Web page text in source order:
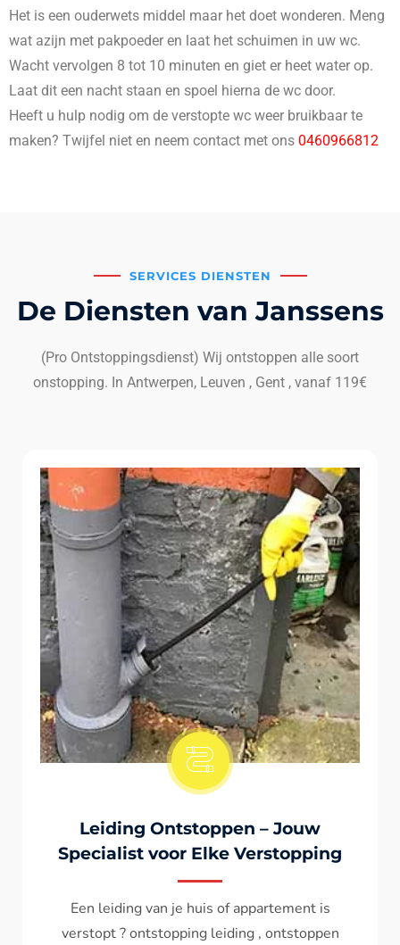
Het is een ouderwets middel maar het doet wonderen. Meng
wat azijn met pakpoeder en laat het schuimen in uw wc.
Wacht vervolgen 8 tot 10 minuten en giet er heet water op.
Laat dit een nacht staan en spoel hierna de wc door.
Heeft u hulp nodig om de verstopte wc weer bruikbaar te
maken? Twijfel niet en neem contact met ons 0460966812
SERVICES DIENSTEN
De Diensten van Janssens
(Pro Ontstoppingsdienst) Wij ontstoppen alle soort
onstopping. In Antwerpen, Leuven , Gent , vanaf 119€
Onstopping Van Wc-Tiolet
Wc spoelt niet meer door ? het water komt
terug ? ontstoppen wc , ontstopping wc , wc
verstopt , een ontstoppingsdienst nodig ?